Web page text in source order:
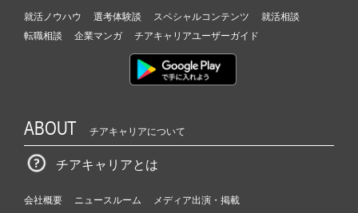
就活ノウハウ 選考体験談 スペシャルコンテンツ
就活相談
転職相談
企業マンガ チアキャリアユーザーガイド
ABOUT チアキャリアについて
チアキャリアとは
会社概要 ニュースルーム
メディア出演・掲載